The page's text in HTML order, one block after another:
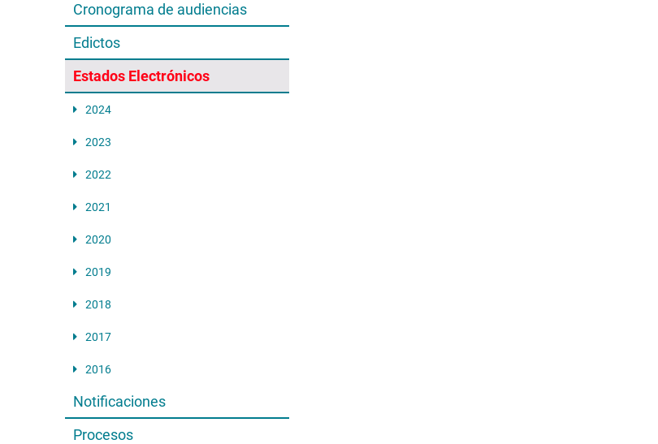
Cronograma de audiencias
Edictos
Estados Electrónicos
2024
2023
2022
2021
2020
2019
2018
2017
2016
Notificaciones
Procesos